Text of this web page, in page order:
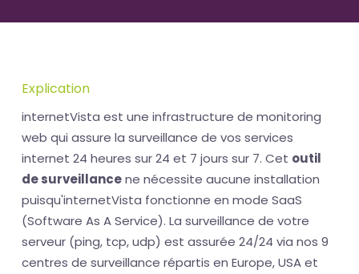
Explication
internetVista est une infrastructure de monitoring
web qui assure la surveillance de vos services
internet 24 heures sur 24 et 7 jours sur 7. Cet outil
de surveillancene nécessite aucune installation
puisqu'internetVista fonctionne en mode SaaS
(Software As A Service). La surveillance de votre
serveur (ping, tcp, udp) est assurée 24/24 via nos 9
centres de surveillance répartis en Europe, USA et